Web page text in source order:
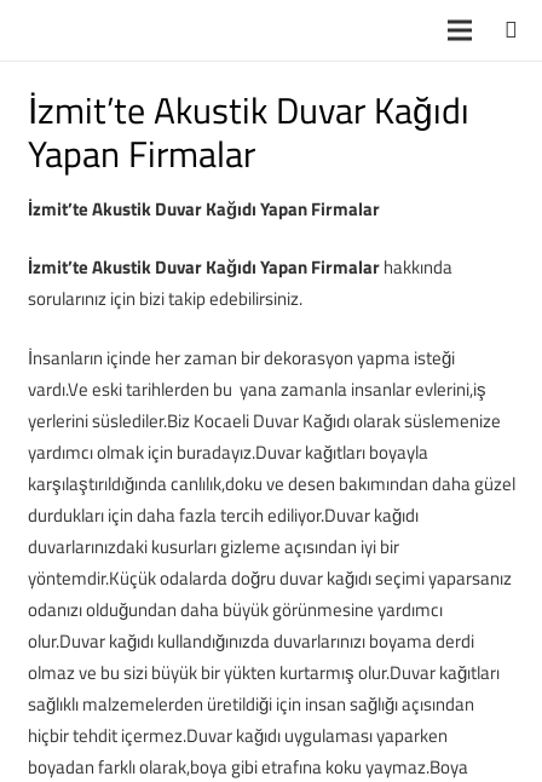
İzmit’te Akustik Duvar Kağıdı
Yapan Firmalar
İzmit’te Akustik Duvar Kağıdı Yapan Firmalar
İzmit’te Akustik Duvar Kağıdı Yapan Firmalarhakkında
sorularınız için bizi takip edebilirsiniz.
İnsanların içinde her zaman bir dekorasyon yapma isteği
vardı.Ve eski tarihlerden bu yana zamanla insanlar evlerini,iş
yerlerini süslediler.Biz Kocaeli Duvar Kağıdı olarak süslemenize
yardımcı olmak için buradayız.Duvar kağıtları boyayla
karşılaştırıldığında canlılık,doku ve desen bakımından daha güzel
durdukları için daha fazla tercih ediliyor.Duvar kağıdı
duvarlarınızdaki kusurları gizleme açısından iyi bir
yöntemdir.Küçük odalarda doğru duvar kağıdı seçimi yaparsanız
odanızı olduğundan daha büyük görünmesine yardımcı
olur.Duvar kağıdı kullandığınızda duvarlarınızı boyama derdi
olmaz ve bu sizi büyük bir yükten kurtarmış olur.Duvar kağıtları
sağlıklı malzemelerden üretildiği için insan sağlığı açısından
hiçbir tehdit içermez.Duvar kağıdı uygulaması yaparken
boyadan farklı olarak,boya gibi etrafına koku yaymaz.Boya